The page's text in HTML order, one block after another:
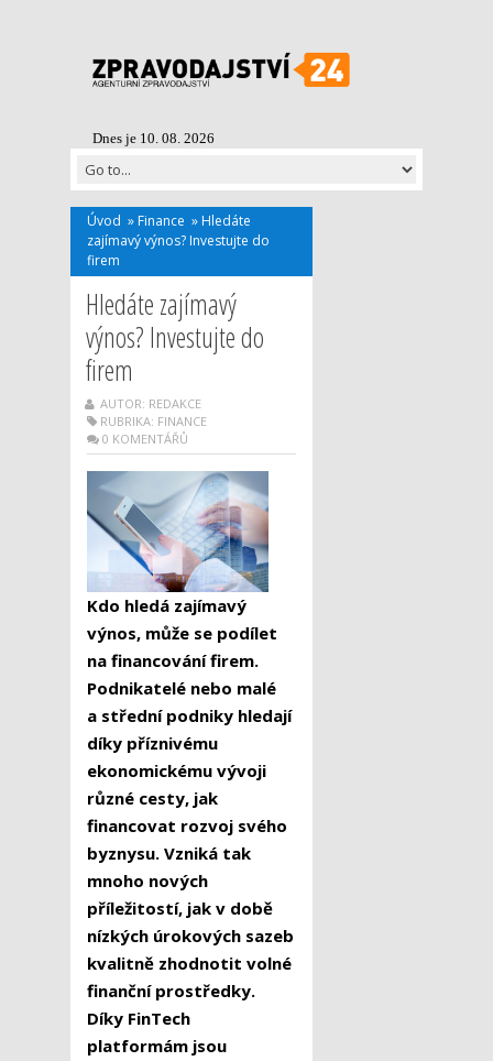
Dnes je 10. 08. 2026
Úvod » Finance » Hledáte
zajímavý výnos? Investujte do
firem
Hledáte zajímavý
výnos? Investujte do
firem
AUTOR: REDAKCE
RUBRIKA: FINANCE
0 KOMENTÁŘŮ
Kdo hledá zajímavý
výnos, může se podílet
na financování firem.
Podnikatelé nebo malé
a střední podniky hledají
díky příznivému
ekonomickému vývoji
různé cesty, jak
financovat rozvoj svého
byznysu. Vzniká tak
mnoho nových
příležitostí, jak v době
nízkých úrokových sazeb
kvalitně zhodnotit volné
finanční prostředky.
Díky FinTech
platformám jsou